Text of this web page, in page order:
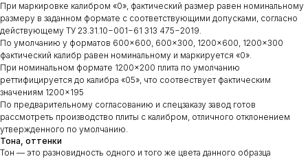
При маркировке калибром «0», фактический размер равен номинальному
размеру в заданном формате с соответствующими допусками, согласно
действующему ТУ 23.31.10−001−61 313 475−2019.
По умолчанию у форматов 600×600, 600×300, 1200×600, 1200×300
фактический калибр равен номинальному и маркируется «0».
При номинальном формате 1200×200 плита по умолчанию
реттифицируется до калибра «05», что соотвествует фактическим
значениям 1200×195
По предварительному согласованию и спецзаказу завод готов
рассмотреть производство плиты с калибром, отличного отклонением
утвержденного по умолчанию.
Тона, оттенки
Тон — это разновидность одного и того же цвета данного образца